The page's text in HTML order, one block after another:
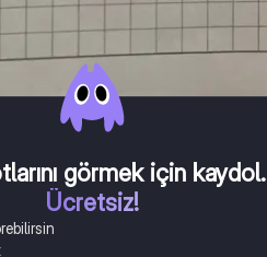
görmek için kaydol.
Ücretsiz!